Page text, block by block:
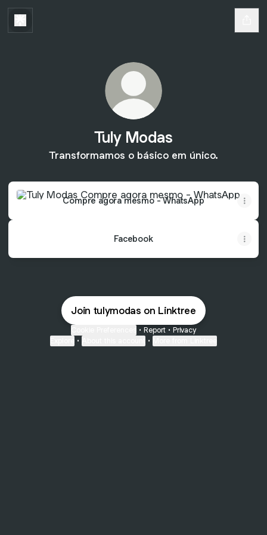
Tuly Modas
Transformamos o básico em único.
Compre agora mesmo - WhatsApp
Compre agora mesmo - WhatsApp
Facebook
Join tulymodas on Linktree
• Report • Privacy
• •